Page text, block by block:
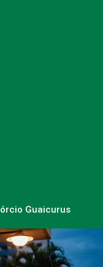
Guaicurus